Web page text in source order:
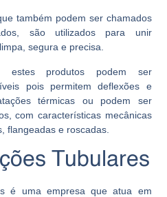
também podem ser chamados
são utilizados para unir
segura e precisa.
estes produtos podem ser
pois permitem deflexões e
térmicas ou podem ser
com características mecânicas
flangeadas e roscadas.
Tubulares
é uma empresa que atua em